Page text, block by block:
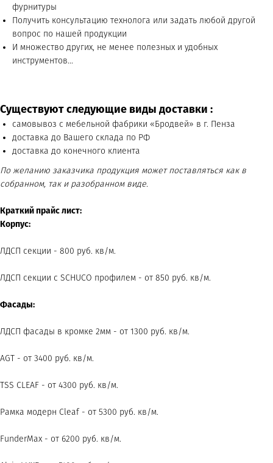
фурнитуры
Получить консультацию технолога или задать любой другой
вопрос по нашей продукции
И множество других, не менее полезных и удобных
инструментов...
Существуют следующие виды доставки :
самовывоз с мебельной фабрики «Бродвей» в г. Пенза
доставка до Вашего склада по РФ
доставка до конечного клиента
По желанию заказчика продукция может поставляться как в
собранном, так и разобранном виде.
Краткий прайс лист:
Корпус:
ЛДСП секции - 800 руб. кв/м.
ЛДСП секции с SCHUCO профилем - от 850 руб. кв/м.
Фасады:
ЛДСП фасады в кромке 2мм - от 1300 руб. кв/м.
AGT - от 3400 руб. кв/м.
TSS CLEAF - от 4300 руб. кв/м.
Рамка модерн Cleaf - от 5300 руб. кв/м.
FunderMax - от 6200 руб. кв/м.